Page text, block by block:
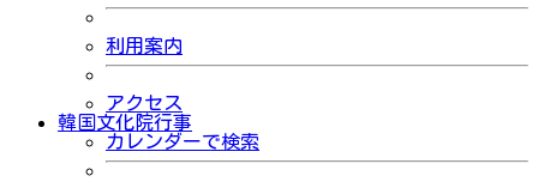
利用案内
アクセス
韓国文化院行事
カレンダーで検索